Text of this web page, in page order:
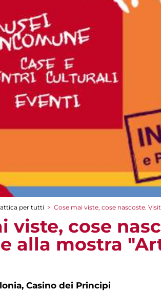
per tutti > Cose mai viste, cose nascoste.
viste, cose
alla mostra
Casino dei Principi